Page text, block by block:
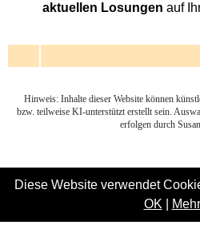
aktuellen Losungen auf
Diese Website verwendet
OK
Hinweis: Inhalte dieser Website können
bzw. teilweise KI-unterstützt erstellt sein.
erfolgen durch